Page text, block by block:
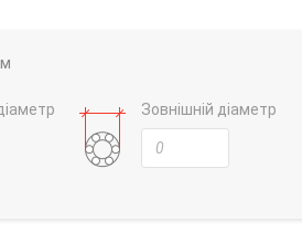
Зовнішній діаметр